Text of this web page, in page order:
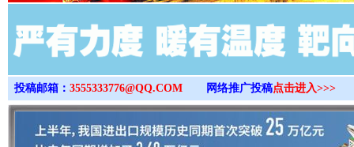
投稿邮箱： 3555333776@QQ.COM 网络推广投稿点击进入>>>